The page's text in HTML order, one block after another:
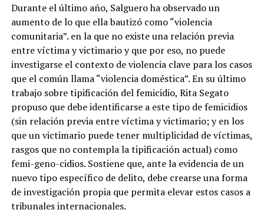
Durante el último año, Salguero ha observado un
aumento de lo que ella bautizó como “violencia
comunitaria”. en la que no existe una relación previa
entre víctima y victimario y que por eso, no puede
investigarse el contexto de violencia clave para los casos
que el común llama “violencia doméstica”. En su último
trabajo sobre tipificación del femicidio, Rita Segato
propuso que debe identificarse a este tipo de femicidios
(sin relación previa entre víctima y victimario; y en los
que un victimario puede tener multiplicidad de víctimas,
rasgos que no contempla la tipificación actual) como
femi-geno-cidios. Sostiene que, ante la evidencia de un
nuevo tipo específico de delito, debe crearse una forma
de investigación propia que permita elevar estos casos a
tribunales internacionales.